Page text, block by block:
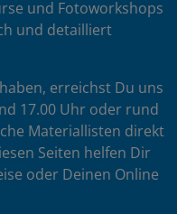
und Fotoworkshops
und detailliert
erreichst Du uns
17.00 Uhr oder rund
Materiallisten direkt
Seiten helfen Dir
oder Deinen Online